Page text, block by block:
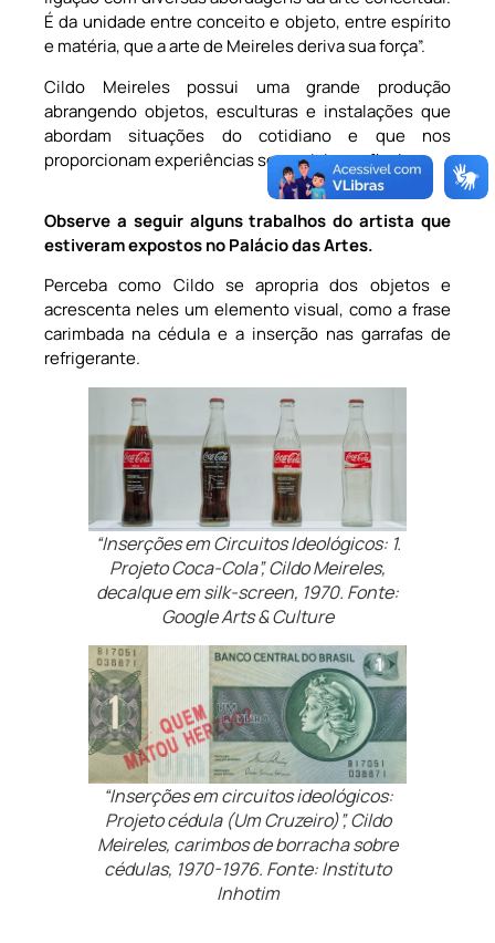
É da unidade entre conceito e objeto, entre espírito
e matéria, que a arte de Meireles deriva sua força”.
Cildo Meireles possui uma grande produção
abrangendo objetos, esculturas e instalações que
abordam situações do cotidiano e que nos
proporcionam experiências sensoriais e reflexivas.
Observe a seguir alguns trabalhos do artista que
estiveram expostos no Palácio das Artes.
Perceba como Cildo se apropria dos objetos e
acrescenta neles um elemento visual, como a frase
carimbada na cédula e a inserção nas garrafas de
refrigerante.
“Inserções em Circuitos Ideológicos: 1.
Projeto Coca-Cola”, Cildo Meireles,
decalque em silk-screen, 1970. Fonte:
Google Arts & Culture
“Inserções em circuitos ideológicos:
Projeto cédula (Um Cruzeiro)”, Cildo
Meireles, carimbos de borracha sobre
cédulas, 1970-1976. Fonte: Instituto
Inhotim